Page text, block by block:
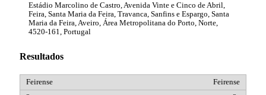
Estádio Marcolino de Castro, Avenida Vinte e Cinco de Abril,
Feira, Santa Maria da Feira, Travanca, Sanfins e Espargo, Santa
Maria da Feira, Aveiro, Área Metropolitana do Porto, Norte,
4520-161, Portugal
Resultados
Feirense